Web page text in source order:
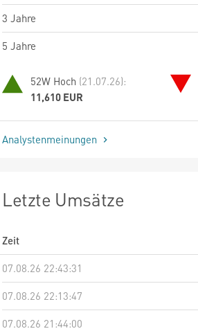
3 Jahre
5 Jahre
52W Hoch (21.07.26):
11,610 EUR
Analystenmeinungen
Letzte Umsätze
Zeit
07.08.26 22:43:31
07.08.26 22:13:47
07.08.26 21:44:00